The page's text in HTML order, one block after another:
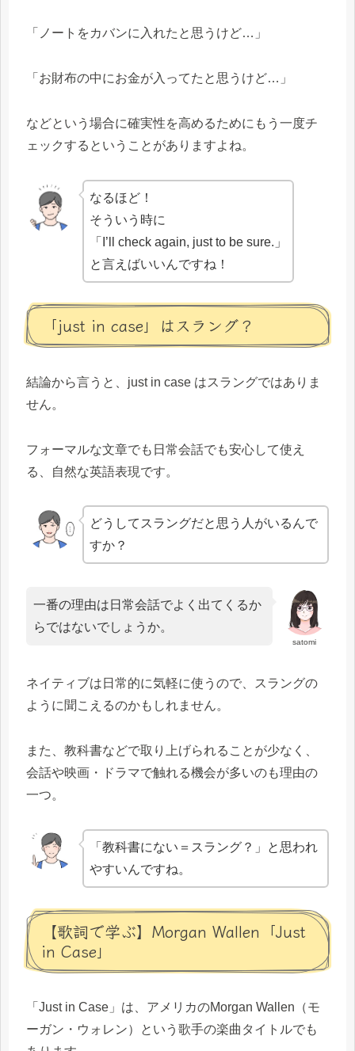
「ノートをカバンに入れたと思うけど…」
「お財布の中にお金が入ってたと思うけど…」
などという場合に確実性を高めるためにもう一度チ
ェックするということがありますよね。
なるほど！
そういう時に
「I’ll check again, just to be sure.」
と言えばいいんですね！
「just in case」はスラング？
結論から言うと、just in case はスラングではありま
せん。
フォーマルな文章でも日常会話でも安心して使え
る、自然な英語表現です。
どうしてスラングだと思う人がいるんで
すか？
satomi
一番の理由は日常会話でよく出てくるか
らではないでしょうか。
ネイティブは日常的に気軽に使うので、スラングの
ように聞こえるのかもしれません。
また、教科書などで取り上げられることが少なく、
会話や映画・ドラマで触れる機会が多いのも理由の
一つ。
「教科書にない＝スラング？」と思われ
やすいんですね。
【歌詞で学ぶ】Morgan Wallen「Just
in Case」
「Just in Case」は、アメリカのMorgan Wallen（モ
ーガン・ウォレン）という歌手の楽曲タイトルでも